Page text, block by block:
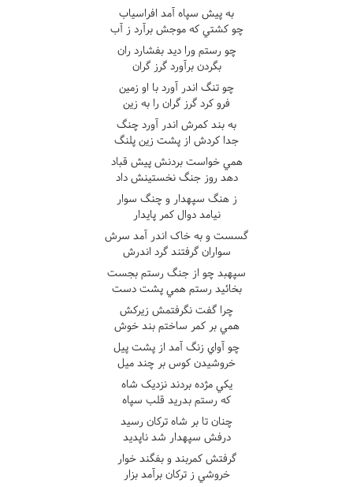
به پيش سپاه آمد افراسياب
چو کشتي که موجش برآرد ز آب
چو رستم ورا ديد بفشارد ران
بگردن برآورد گرز گران
چو تنگ اندر آورد با او زمين
فرو کرد گرز گران را به زين
به بند کمرش اندر آورد چنگ
جدا کردش از پشت زين پلنگ
همي خواست بردنش پيش قباد
دهد روز جنگ نخستينش داد
ز هنگ سپهدار و چنگ سوار
نيامد دوال کمر پايدار
گسست و به خاک اندر آمد سرش
سواران گرفتند گرد اندرش
سپهبد چو از جنگ رستم بجست
بخائيد رستم همي پشت دست
چرا گفت نگرفتمش زيرکش
همي بر کمر ساختم بند خوش
چو آواي زنگ آمد از پشت پيل
خروشيدن کوس بر چند ميل
يکي مژده بردند نزديک شاه
که رستم بدريد قلب سپاه
چنان تا بر شاه ترکان رسيد
درفش سپهدار شد ناپديد
گرفتش کمربند و بفگند خوار
خروشي ز ترکان برآمد بزار